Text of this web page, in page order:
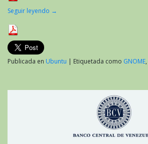
Seguir leyendo →
Publicada en Ubuntu | Etiquetada como GNOME,